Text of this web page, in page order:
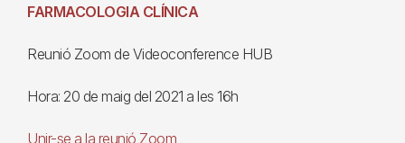
FARMACOLOGIA CLÍNICA
Reunió Zoom de Videoconference HUB
Hora: 20 de maig del 2021 a les 16h
Unir-se a la reunió Zoom